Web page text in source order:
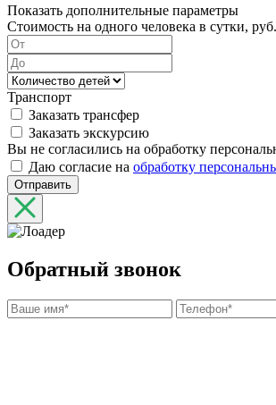
Показать дополнительные параметры
Стоимость на одного человека в сутки, руб.
Транспорт
Заказать трансфер
Заказать экскурсию
Вы не согласились на обработку
Даю согласие на обработку
Отправить
Обратный звонок